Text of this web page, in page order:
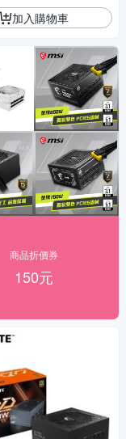
加入購物車
商品折價券
150元